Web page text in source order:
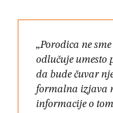
„Porodica ne
odlučuje umesto
da bude čuvar
formalna izjava
informacije o